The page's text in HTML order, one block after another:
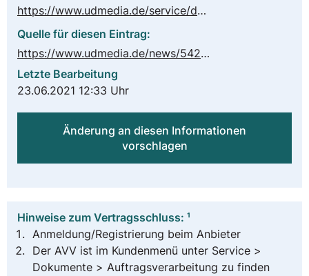
https://www.udmedia.de/service/datenschutz/
Quelle für diesen Eintrag:
https://www.udmedia.de/news/542/dsgvo-checkliste-zur-datenschutzverordnung
Letzte Bearbeitung
23.06.2021 12:33 Uhr
Änderung an diesen Informationen
vorschlagen
Hinweise zum Vertragsschluss: ¹
Anmeldung/Registrierung beim Anbieter
Der AVV ist im Kundenmenü unter Service >
Dokumente > Auftragsverarbeitung zu finden